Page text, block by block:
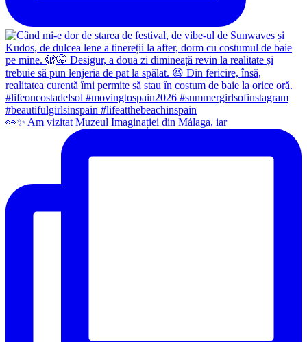
👀✨️ Am vizitat Muzeul Imaginației din Málaga, iar